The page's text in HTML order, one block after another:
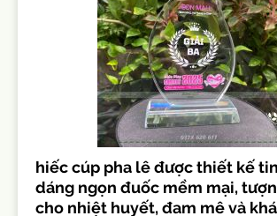
hiếc cúp pha lê được thiết kế
dáng ngọn đuốc mềm mại,
cho nhiệt huyết, đam mê và